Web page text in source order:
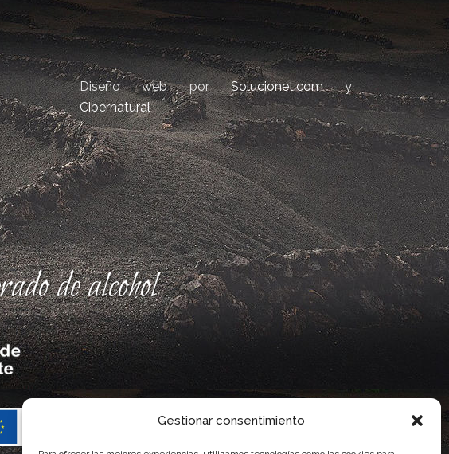
Gestionar consentimiento
Diseño web porSolucionet.comy
Cibernatural
de alcohol